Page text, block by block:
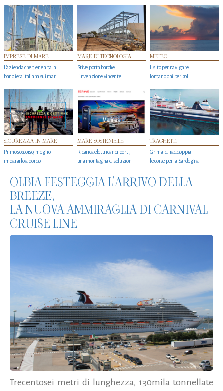
IMPRESE DI MARE
L'azienda che tiene alta la
bandiera italiana sui mari
MARE DI TECNOLOGIA
Stive porta barche
l'invenzione vincente
METEO
Il sito per navigare
lontano dai pericoli
SICUREZZA IN MARE
Primo soccorso, meglio
impararlo a bordo
MARE SOSTENIBILE
Ricarica elettrica nei porti,
una montagna di soluzioni
TRAGHETTI
Grimaldi raddoppia
le corse per la Sardegna
OLBIA FESTEGGIA L'ARRIVO DELLA
BREEZE,
LA NUOVA AMMIRAGLIA DI CARNIVAL
CRUISE LINE
Trecentosei metri di lunghezza, 130mila tonnellate